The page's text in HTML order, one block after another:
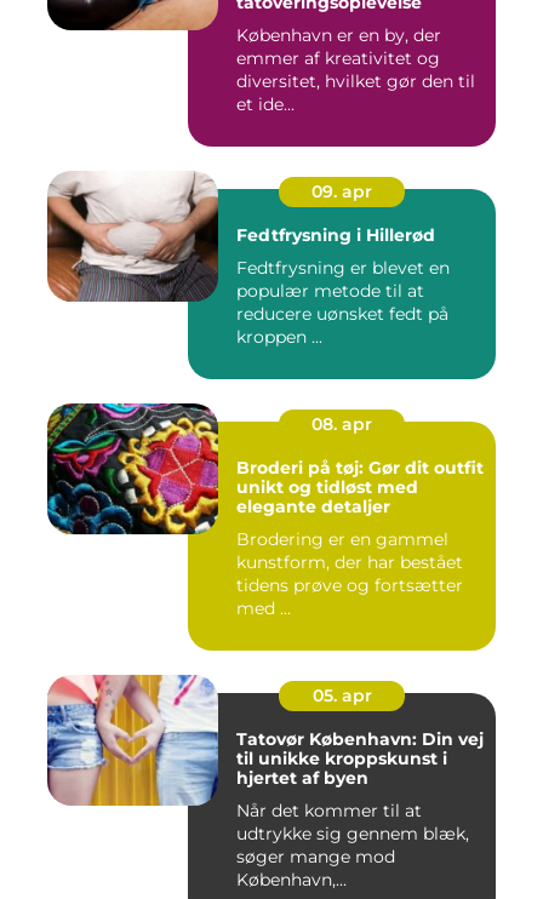
København er en by, der
emmer af kreativitet og
diversitet, hvilket gør den til
et ide...
09. apr
Fedtfrysning i Hillerød
Fedtfrysning er blevet en
populær metode til at
reducere uønsket fedt på
kroppen ...
08. apr
Broderi på tøj: Gør dit outfit
unikt og tidløst med
elegante detaljer
Brodering er en gammel
kunstform, der har bestået
tidens prøve og fortsætter
med ...
05. apr
Tatovør København: Din vej
til unikke kroppskunst i
hjertet af byen
Når det kommer til at
udtrykke sig gennem blæk,
søger mange mod
København,...